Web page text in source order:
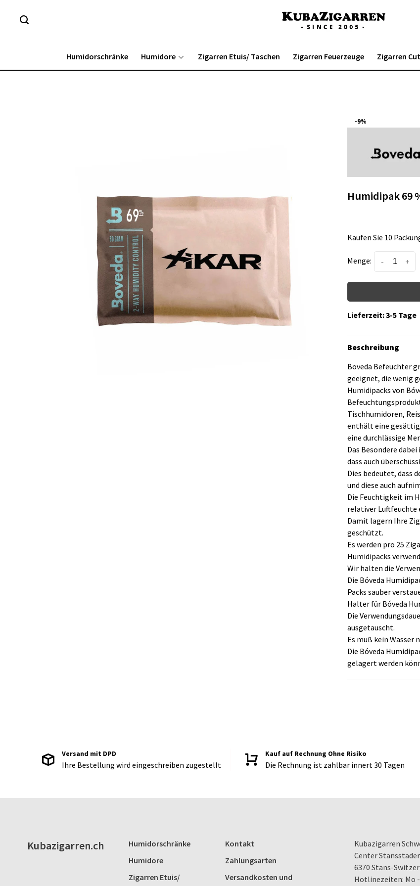
Humidorschränke Humidore Zigarren Etuis/ Taschen Zigarren Feuerzeuge Zigarren
-9%
Humidipak 69
Kaufen Sie 10
Menge: +
-
Lieferzeit: 3-5 Tage
Beschreibung
Boveda Befeuchter
geeignet, die wenig
Humidipacks von
Tischhumidoren,
enthält eine
eine durchlässige
Das Besondere
dass auch
Dies bedeutet, dass
und diese auch
Die Feuchtigkeit im
relativer Luftfeuchte
Damit lagern Ihre
geschützt.
Es werden pro 25
Humidipacks
Wir halten die
Die Bóveda
Packs sauber
Halter für Bóveda
Die
ausgetauscht.
Es muß kein Wasser
Die Bóveda
gelagert werden
Versand mit DPD
Ihre Bestellung wird eingeschreiben zugestellt
Kauf auf Rechnung Ohne Risiko
Die Rechnung ist zahlbar innert 30 Tagen
Kubazigarren.ch
Humidorschränke
Humidore
Zigarren Etuis/
Kontakt
Zahlungsarten
Versandkosten und
Kubazigarren
Center
6370 Stans-
Hotlinezeiten: Mo -